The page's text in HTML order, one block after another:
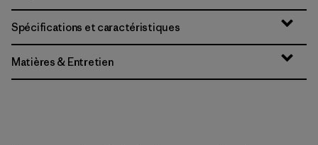
Spécifications et caractéristiques
Matières & Entretien